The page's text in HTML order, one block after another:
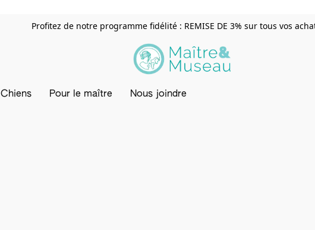
Profitez de notre programme fidélité : REMISE DE 3% sur tous vos
Chiens Pour le maître Nous joindre